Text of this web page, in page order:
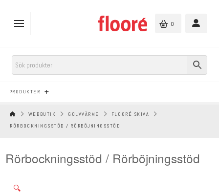
0
PRODUKTER
HEM WEBBUTIK GOLVVÄRME
FLOORÉ SKIVA
RÖRBOCKNINGSSTÖD / RÖRBÖJNINGSSTÖD
🔍
Rörbockningsstöd / Rörböjningsstöd